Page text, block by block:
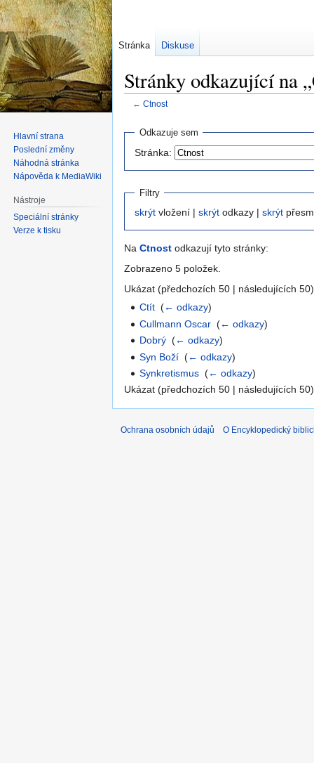
Stránky odkazující na
← Ctnost
Skočit
navigaci
Skočit
vyhledávání
Odkazuje sem
Stránka:
Filtry
skrýt vložení | skrýt odkazy | skrýt
Na Ctnost odkazují tyto stránky:
Zobrazeno 5 položek.
Ukázat (předchozích 50 | následujících
Ctít ‎(← odkazy)
Cullmann Oscar ‎(← odkazy)
Dobrý ‎(← odkazy)
Syn Boží ‎(← odkazy)
Synkretismus ‎(← odkazy)
Ukázat (předchozích 50 | následujících
Stránka Diskuse
Hlavní strana
Poslední změny
Náhodná stránka
Nápověda k MediaWiki
Nástroje
Speciální stránky
Verze k tisku
Ochrana osobních údajů O Encyklopedický